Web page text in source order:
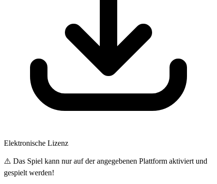
Elektronische Lizenz
⚠️ Das Spiel kann nur auf der angegebenen Plattform aktiviert und
gespielt werden!